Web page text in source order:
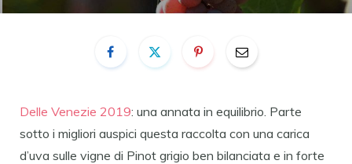
Delle Venezie 2019: una annata in equilibrio. Parte
sotto i migliori auspici questa raccolta con una carica
d’uva sulle vigne di Pinot grigio ben bilanciata e in forte